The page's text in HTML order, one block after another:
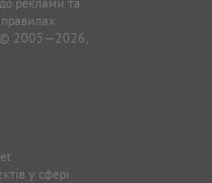
© 2005—2026,
у сфері